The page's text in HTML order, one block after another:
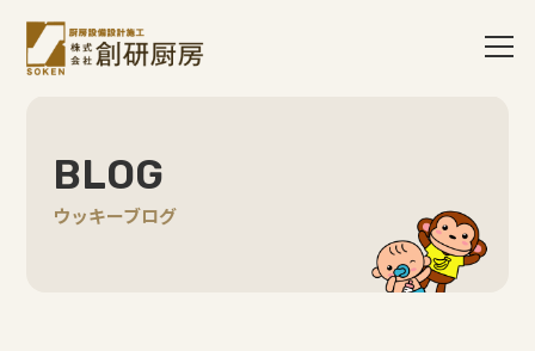
BLOG
ウッキーブログ